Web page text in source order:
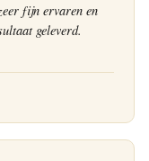
fijn ervaren en
geleverd.